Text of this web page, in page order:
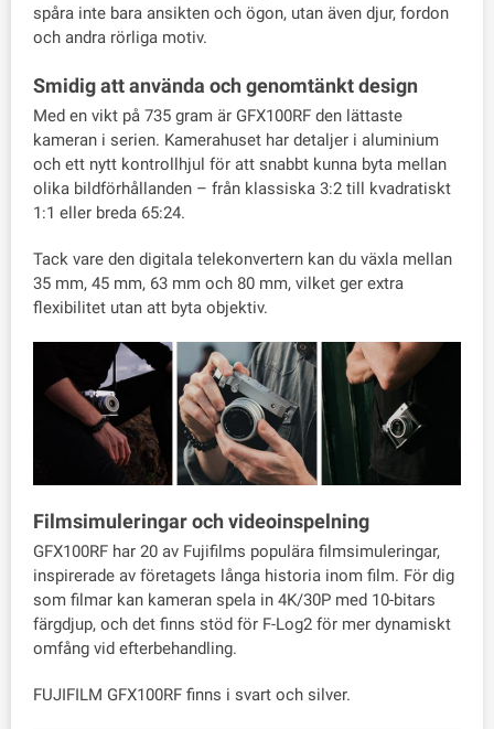
spåra inte bara ansikten och ögon, utan även djur, fordon
och andra rörliga motiv.
Smidig att använda och genomtänkt design
Med en vikt på 735 gram är GFX100RF den lättaste
kameran i serien. Kamerahuset har detaljer i aluminium
och ett nytt kontrollhjul för att snabbt kunna byta mellan
olika bildförhållanden – från klassiska 3:2 till kvadratiskt
1:1 eller breda 65:24.
Tack vare den digitala telekonvertern kan du växla mellan
35 mm, 45 mm, 63 mm och 80 mm, vilket ger extra
flexibilitet utan att byta objektiv.
Filmsimuleringar och videoinspelning
GFX100RF har 20 av Fujifilms populära filmsimuleringar,
inspirerade av företagets långa historia inom film. För dig
som filmar kan kameran spela in 4K/30P med 10-bitars
färgdjup, och det finns stöd för F-Log2 för mer dynamiskt
omfång vid efterbehandling.
FUJIFILM GFX100RF finns i svart och silver.